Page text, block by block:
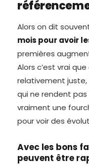
Alors on dit
mois pour avoir
premières
Alors c’est vrai
relativement
qui ne rendent
vraiment une
pour voir des
Avec les bons
peuvent être